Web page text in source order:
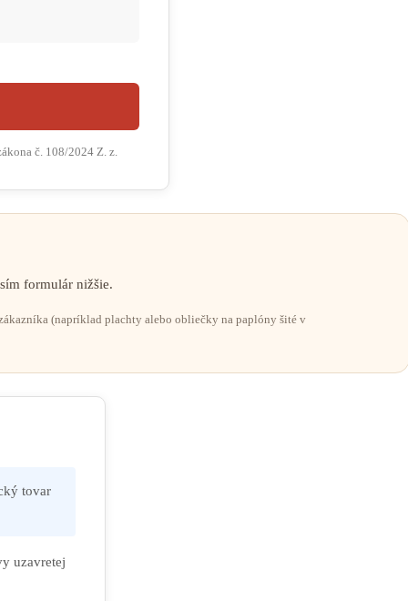
č. 108/2024 Z. z.
formulár nižšie.
(napríklad plachty alebo obliečky na paplóny šité v
tovar
uzavretej